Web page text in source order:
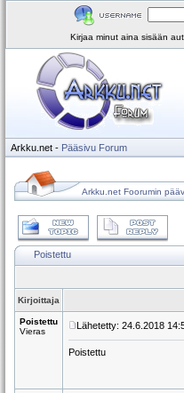
Kirjaa minut aina sisään
Arkku.net - Pääsivu Forum
Arkku.net Foorumin
Poistettu
Kirjoittaja
Poistettu
Vieras
Lähetetty: 24.6.2018
Poistettu